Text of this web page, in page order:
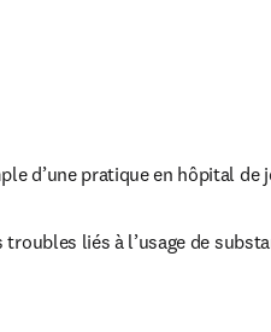
d’une pratique en hôpital de
liés à l’usage de